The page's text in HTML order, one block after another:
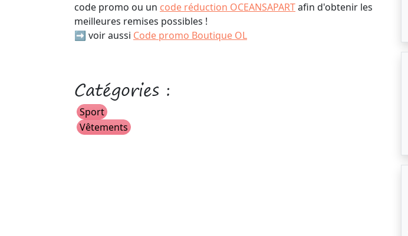
code promo ou un code réduction OCEANSAPARTafin d'obtenir les
meilleures remises possibles !
➡️ voir aussi Code promo Boutique OL
Catégories :
Sport
Vêtements